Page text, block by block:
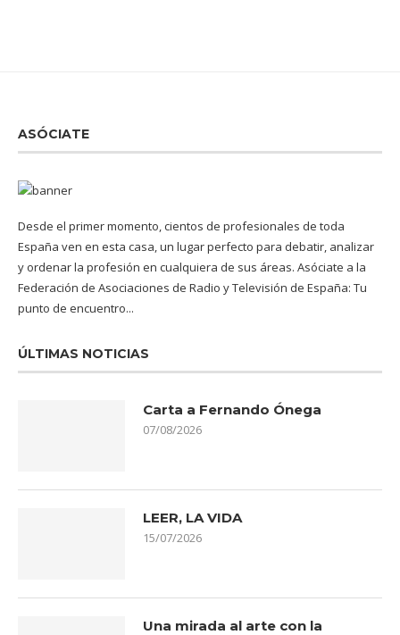
ASÓCIATE
Desde el primer momento, cientos de profesionales de toda
España ven en esta casa, un lugar perfecto para debatir, analizar
y ordenar la profesión en cualquiera de sus áreas. Asóciate a la
Federación de Asociaciones de Radio y Televisión de España: Tu
punto de encuentro...
ÚLTIMAS NOTICIAS
Carta a Fernando Ónega
07/08/2026
LEER, LA VIDA
15/07/2026
Una mirada al arte con la